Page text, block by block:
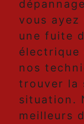
vous ayez
une fuite
électrique
nos
trouver la
situation.
meilleurs